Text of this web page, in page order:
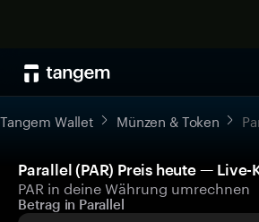
Tangem Wallet Münzen & Token
Parallel (PAR) Preis heute — Live-
PAR in deine Währung umrechnen
Betrag in Parallel